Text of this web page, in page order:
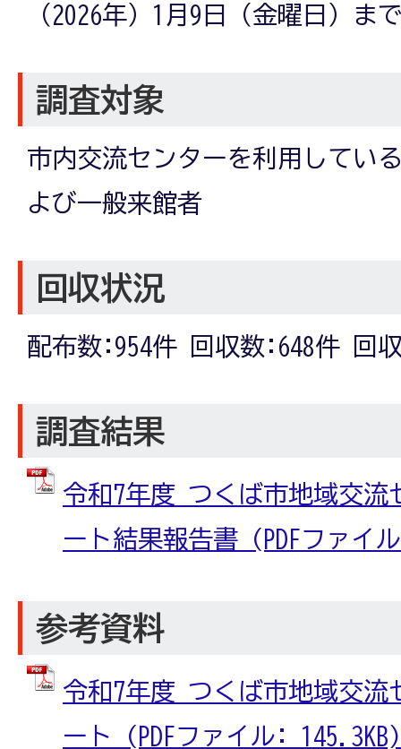
（2026年）1月9日（金曜日）ま
調査対象
市内交流センターを利用してい
よび一般来館者
回収状況
配布数:954件 回収数:648件 回
調査結果
令和7年度 つくば市地域交流
ート結果報告書 (PDFファイ
参考資料
令和7年度 つくば市地域交流
ート (PDFファイル: 145.3KB)